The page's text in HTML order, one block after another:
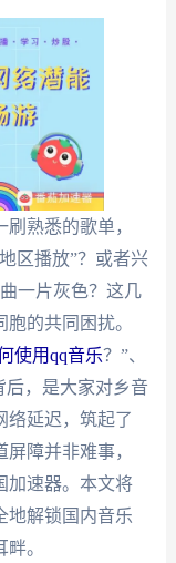
熟悉的歌单，
区播放”？或者兴
一片灰色？这几
的共同困扰。
使用qq音乐？”、
后，是大家对乡音
络延迟，筑起了
障并非难事，
加速器。本文将
地解锁国内音乐
。